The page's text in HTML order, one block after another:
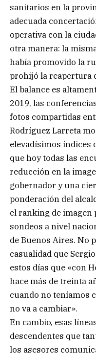
sanitarios en la
adecuada
operativa con la
otra manera: la
había promovido la
prohijó la reapertura
El balance es
2019, las
fotos compartidas
Rodríguez Larreta
elevadísimos índices
que hoy todas las
reducción en la
gobernador y una
ponderación del
el ranking de imagen
sondeos a nivel
de Buenos Aires. No
casualidad que
estos días que «con
hace más de treinta
cuando no teníamos
no va a cambiar».
En cambio, esas
descendentes que
los asesores